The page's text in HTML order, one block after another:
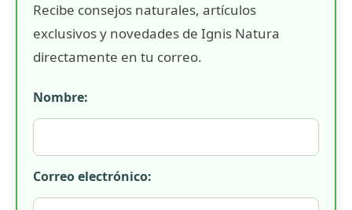
Recibe consejos naturales, artículos
exclusivos y novedades de Ignis Natura
directamente en tu correo.
Nombre:
Correo electrónico: